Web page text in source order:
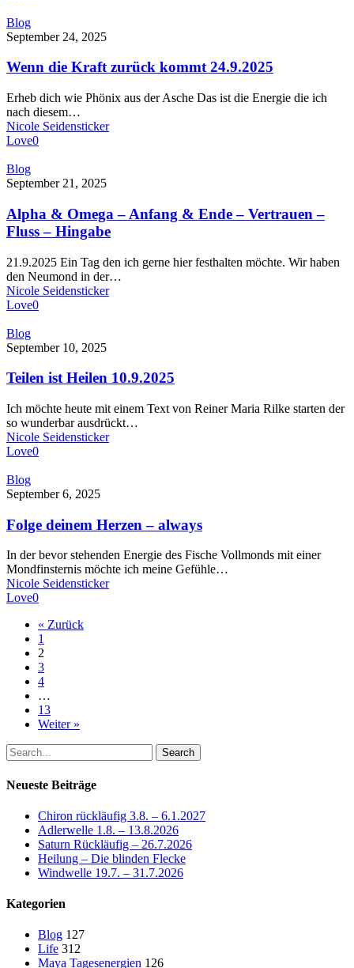
Wenn
die
zurück
24.9.2025
Blog
September 24, 2025
Wenn die Kraft zurück kommt 24.9.2025
Erheb dich wie Phönix aus der Asche Das ist die Energie die ich
nach diesem…
Nicole Seidensticker
Love0
Alpha
&
–
Anfang
&
–
Vertrauen
–
Fluss
Hingabe
Blog
September 21, 2025
Alpha & Omega – Anfang & Ende – Vertrauen –
Fluss – Hingabe
21.9.2025 Ein Tag den ich gerne hier festhalten möchte. Wir haben
den Neumond in der…
Nicole Seidensticker
Love0
Teilen
ist
10.9.2025
Blog
September 10, 2025
Teilen ist Heilen 10.9.2025
Ich möchte heute mit einem Text von Reiner Maria Rilke starten der
so wunderbar ausdrückt…
Nicole Seidensticker
Love0
Folge
deinem
–
always
Blog
September 6, 2025
Folge deinem Herzen – always
In der bevor stehenden Energie des Fische Vollmonds mit einer
Mondfinsternis möchte ich meine Gefühle…
Nicole Seidensticker
Love0
« Zurück
1
2
3
4
…
13
Weiter »
Search
Neueste Beiträge
Chiron rückläufig 3.8. – 6.1.2027
Adlerwelle 1.8. – 13.8.2026
Saturn Rückläufig – 26.7.2026
Heilung – Die blinden Flecke
Windwelle 19.7. – 31.7.2026
Kategorien
Blog 127
Life 312
Maya Tagesenergien 126